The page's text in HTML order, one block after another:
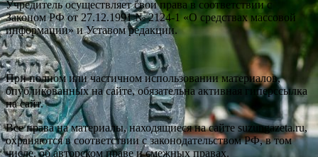
Учредитель осуществляет свои права в соответствии с
Законом РФ от 27.12.1991 № 2124-1 «О средствах массовой
информации» и Уставом редакции.
При полном или частичном использовании материалов,
опубликованных на сайте, обязательна активная гиперссылка
на сайт.
Все права на материалы, находящиеся на сайте suzungazeta.ru,
охраняются в соответствии с законодательством РФ, в том
числе, об авторском праве и смежных правах.